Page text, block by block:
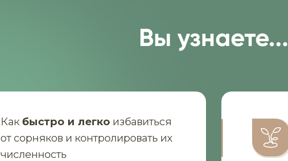
Вы узнаете...
Как быстро и легко избавиться
от сорняков и контролировать их
численность